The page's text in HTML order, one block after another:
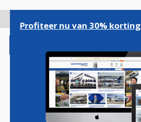
gaan
Magazine Podcasts
Profiteer nu van 30% korting